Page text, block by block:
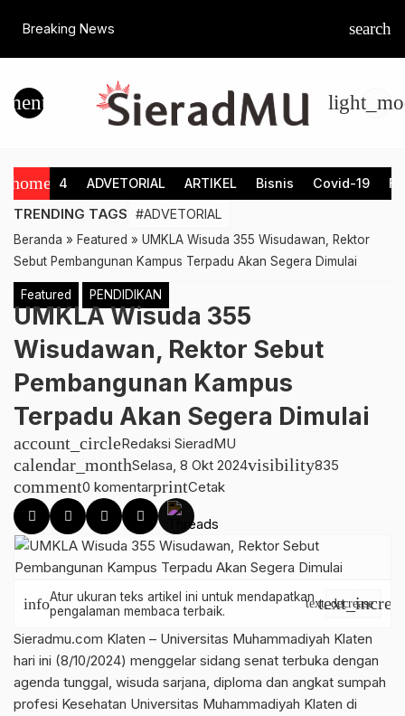
Breaking News search
menu
home 4 ADVETORIAL ARTIKEL Bisnis Covid-19
TRENDING TAGS #ADVETORIAL
Beranda » Featured » UMKLA Wisuda 355 Wisudawan, Rektor
Sebut Pembangunan Kampus Terpadu Akan Segera Dimulai
Featured PENDIDIKAN
UMKLA Wisuda 355
Wisudawan, Rektor Sebut
Pembangunan Kampus
Terpadu Akan Segera Dimulai
account_circleRedaksi SieradMU
calendar_monthSelasa, 8 Okt 2024visibility835
comment0 komentarprintCetak
infoAtur ukuran teks artikel ini untuk mendapatkan
pengalaman membaca terbaik.
text_decrease
Sieradmu.com Klaten – Universitas Muhammadiyah Klaten
hari ini (8/10/2024) menggelar sidang senat terbuka dengan
agenda tunggal, wisuda sarjana, diploma dan angkat sumpah
profesi Kesehatan Universitas Muhammadiyah Klaten di